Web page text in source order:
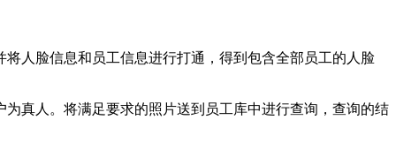
人脸信息和员工信息进行打通，得到包含全部员工的人脸
真人。将满足要求的照片送到员工库中进行查询，查询的结